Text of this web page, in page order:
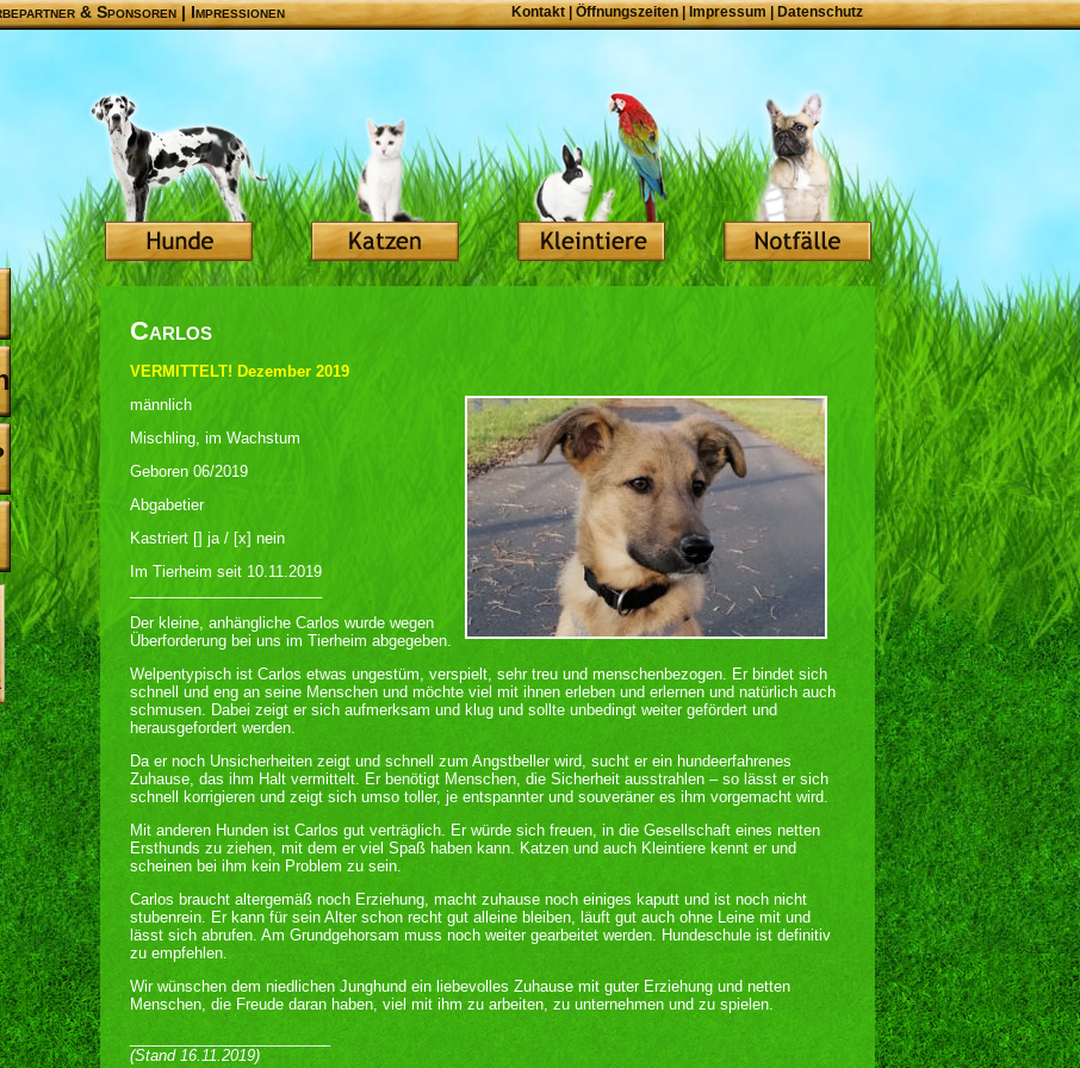
& Sponsoren|Impressionen Kontakt Öffnungszeiten| Impressum|Datenschutz
Carlos
VERMITTELT! Dezember 2019
männlich
Mischling, im Wachstum
Geboren 06/2019
Abgabetier
Kastriert [] ja / [x] nein
Im Tierheim seit 10.11.2019
Der kleine, anhängliche Carlos wurde wegen
Überforderung bei uns im Tierheim abgegeben.
Welpentypisch ist Carlos etwas ungestüm, verspielt, sehr treu und menschenbezogen. Er bindet sich
schnell und eng an seine Menschen und möchte viel mit ihnen erleben und erlernen und natürlich auch
schmusen. Dabei zeigt er sich aufmerksam und klug und sollte unbedingt weiter gefördert und
herausgefordert werden.
Da er noch Unsicherheiten zeigt und schnell zum Angstbeller wird, sucht er ein hundeerfahrenes
Zuhause, das ihm Halt vermittelt. Er benötigt Menschen, die Sicherheit ausstrahlen – so lässt er sich
schnell korrigieren und zeigt sich umso toller, je entspannter und souveräner es ihm vorgemacht wird.
Mit anderen Hunden ist Carlos gut verträglich. Er würde sich freuen, in die Gesellschaft eines netten
Ersthunds zu ziehen, mit dem er viel Spaß haben kann. Katzen und auch Kleintiere kennt er und
scheinen bei ihm kein Problem zu sein.
Carlos braucht altergemäß noch Erziehung, macht zuhause noch einiges kaputt und ist noch nicht
stubenrein. Er kann für sein Alter schon recht gut alleine bleiben, läuft gut auch ohne Leine mit und
lässt sich abrufen. Am Grundgehorsam muss noch weiter gearbeitet werden. Hundeschule ist definitiv
zu empfehlen.
Wir wünschen dem niedlichen Junghund ein liebevolles Zuhause mit guter Erziehung und netten
Menschen, die Freude daran haben, viel mit ihm zu arbeiten, zu unternehmen und zu spielen.
________________________
(Stand 16.11.2019)